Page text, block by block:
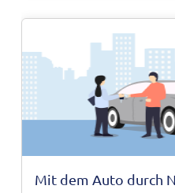
Mit dem Auto durch